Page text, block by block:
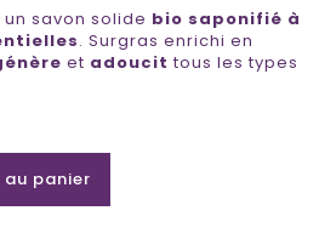
savon solide bio saponifié à
. Surgras enrichi en
et adoucit tous les types
panier